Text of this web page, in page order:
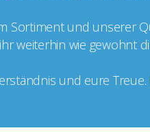
Sortiment und unserer
weiterhin wie gewohnt
und eure